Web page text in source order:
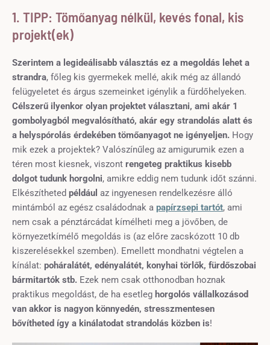
1. TIPP: Tömőanyag nélkül, kevés fonal, kis
projekt(ek)
Szerintem a legideálisabb választás ez a megoldás lehet a
strandra, főleg kis gyermekek mellé, akik még az állandó
felügyeletet és árgus szemeinket igénylik a fürdőhelyeken.
Célszerű ilyenkor olyan projektet választani, ami akár 1
gombolyagból megvalósítható, akár egy strandolás alatt és
a helyspórolás érdekében tömőanyagot ne igényeljen. Hogy
mik ezek a projektek? Valószínűleg az amigurumik ezen a
téren most kiesnek, viszont rengeteg praktikus kisebb
dolgot tudunk horgolni, amikre eddig nem tudunk időt szánni.
Elkészítheted például az ingyenesen rendelkezésre álló
mintámból az egész családodnak a papírzsepi tartót, ami
nem csak a pénztárcádat kímélheti meg a jövőben, de
környezetkímélő megoldás is (az előre zacskózott 10 db
kiszerelésekkel szemben). Emellett mondhatni végtelen a
kínálat: poháralátét, edényalátét, konyhai törlők, fürdőszobai
bármitartók stb. Ezek nem csak otthonodban hoznak
praktikus megoldást, de ha esetleg horgolós vállalkozásod
van akkor is nagyon könnyedén, stresszmentesen
bővítheted így a kinálatodat strandolás közben is!